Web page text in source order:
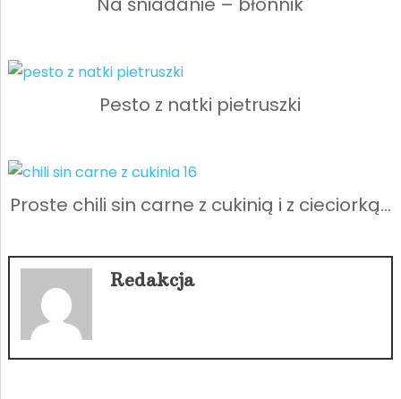
Pesto z natki pietruszki
Proste chili sin carne z cukinią i z cieciorką…
Redakcja